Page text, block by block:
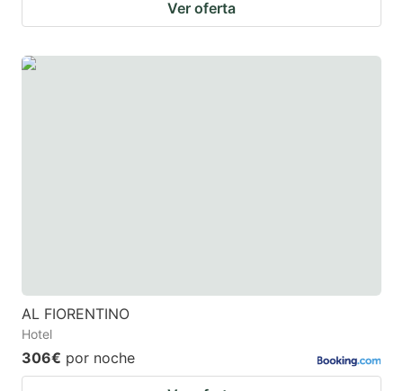
Ver oferta
AL FIORENTINO
Hotel
306€ por noche